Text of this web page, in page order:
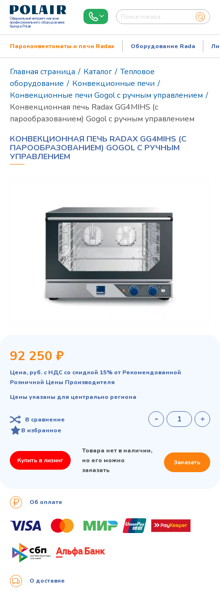
Официальный интернет-магазин
профессионального оборудования
бренда Polair
Пароконвектоматы и печи Radax Оборудование Rada
Главная страница / Каталог / Тепловое
оборудование / Конвекционные печи /
Конвекционные печи Gogol с ручным управлением /
Конвекционная печь Radax GG4MIHS (с
парообразованием) Gogol с ручным управлением
КОНВЕКЦИОННАЯ ПЕЧЬ RADAX GG4MIHS (С
ПАРООБРАЗОВАНИЕМ) GOGOL С РУЧНЫМ
УПРАВЛЕНИЕМ
92 250 ₽
Цена, руб. с НДС со скидкой 15% от Рекомендованной
Розничной Цены Производителя
Цены указаны для центрально региона
В сравнение
В избранное
Купить в лизинг
Товара нет в наличии,
но его можно
заказать
Заказать
Об оплате
О доставке